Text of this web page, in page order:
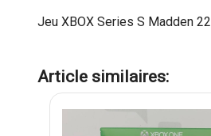
Jeu XBOX Series S Madden 22
Article similaires: